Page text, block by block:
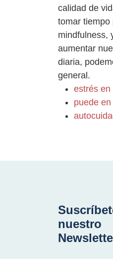
calidad de
tomar tiempo
mindfulness,
aumentar
diaria,
general.
estrés
puede
nuestro